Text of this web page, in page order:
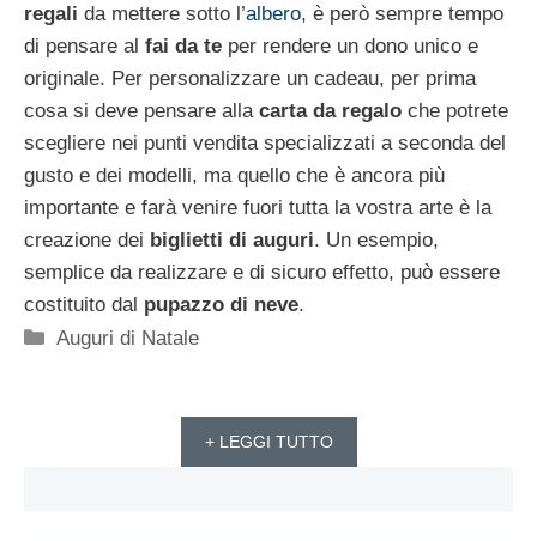
regali da mettere sotto l’albero, è però sempre tempo
di pensare al fai da te per rendere un dono unico e
originale. Per personalizzare un cadeau, per prima
cosa si deve pensare alla carta da regalo che potrete
scegliere nei punti vendita specializzati a seconda del
gusto e dei modelli, ma quello che è ancora più
importante e farà venire fuori tutta la vostra arte è la
creazione dei biglietti di auguri. Un esempio,
semplice da realizzare e di sicuro effetto, può essere
costituito dal pupazzo di neve.
Categorie
Auguri di Natale
+ LEGGI TUTTO